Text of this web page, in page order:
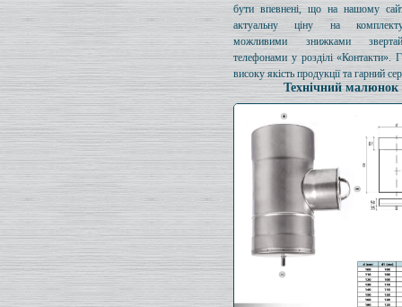
бути впевнені, що на нашому
актуальну ціну на
можливими знижками
телефонами у розділі «Контакти».
високу якість продукції та гарний
Технічний малюнок